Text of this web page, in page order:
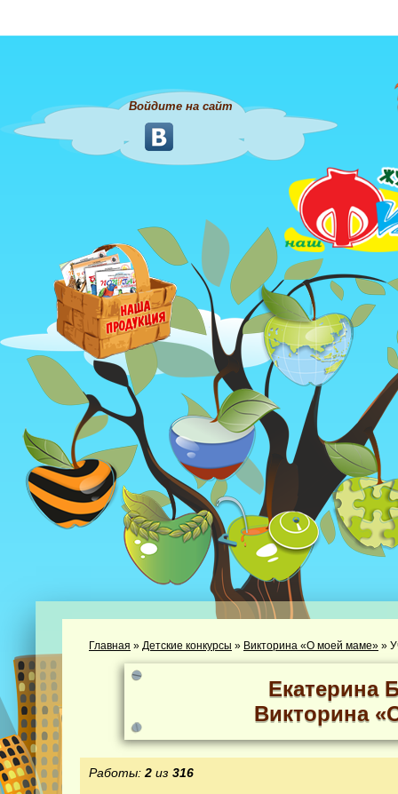
Войдите на сайт
Главная » Детские конкурсы » Викторина «О моей маме» »
Екатерина
Викторина
Работы: 2 из 316